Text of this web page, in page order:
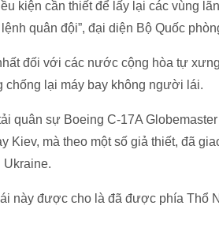
kiện cần thiết để lấy lại các vùng
quân đội”, đại diện Bộ Quốc
đối với các nước cộng hòa tự
chống lại máy bay không người lái.
quân sự Boeing C-17A
Kiev, mà theo một số giả thiết, đã
Ukraine.
này được cho là đã được phía Thổ